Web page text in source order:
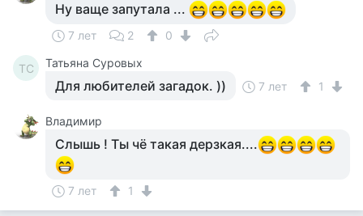
Ну ваще запутала ...
7 лет 2 0
ТС Татьяна Суровых
Для любителей загадок. )) 7 лет 1
Владимир
Слышь ! Ты чё такая дерзкая....
7 лет 1